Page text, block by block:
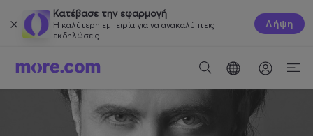
Κατέβασε την εφαρμογή
Η καλύτερη εμπειρία για να ανακαλύπτεις
εκδηλώσεις.
Λήψη